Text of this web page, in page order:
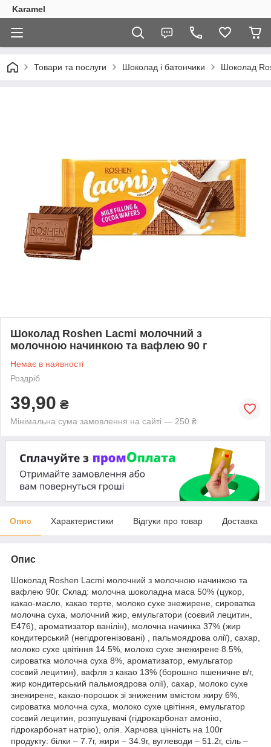
Karamel
Товари та послуги Шоколад і батончики Шоколад
Шоколад Roshen Lacmi молочний з
молочною начинкою та вафлею 90 г
Немає в наявності
Роздріб
39,90 ₴
Мінімальна сума замовлення на сайті — 250 ₴
Опис Характеристики Відгуки про товар Доставка
Опис
Шоколад Roshen Lacmi молочний з молочною начинкою та
вафлею 90г. Склад: молочна шоколадна маса 50% (цукор,
какао-масло, какао терте, молоко сухе знежирене, сироватка
молочна суха, молочний жир, емульгатори (соєвий лецитин,
Е476), ароматизатор ванілін), молочна начинка 37% (жир
кондитерський (негідрогенізовані) , пальмоядрова олії), сахар,
молоко сухе цвітіння 14.5%, молоко сухе знежирене 8.5%,
сироватка молочна суха 8%, ароматизатор, емульгатор
соєвий лецитин), вафля з какао 13% (борошно пшеничне в/г,
жир кондитерський пальмоядрова олії), сахар, молоко сухе
знежирене, какао-порошок зі зниженим вмістом жиру 6%,
сироватка молочна суха, молоко сухе цвітіння, емульгатор
соєвий лецитин, розпушувачі (гідрокарбонат амонію,
гідрокарбонат натрію), олія. Харчова цінність на 100г
продукту: білки – 7.7г, жири – 34.9г, вуглеводи – 51.2г, сіль –